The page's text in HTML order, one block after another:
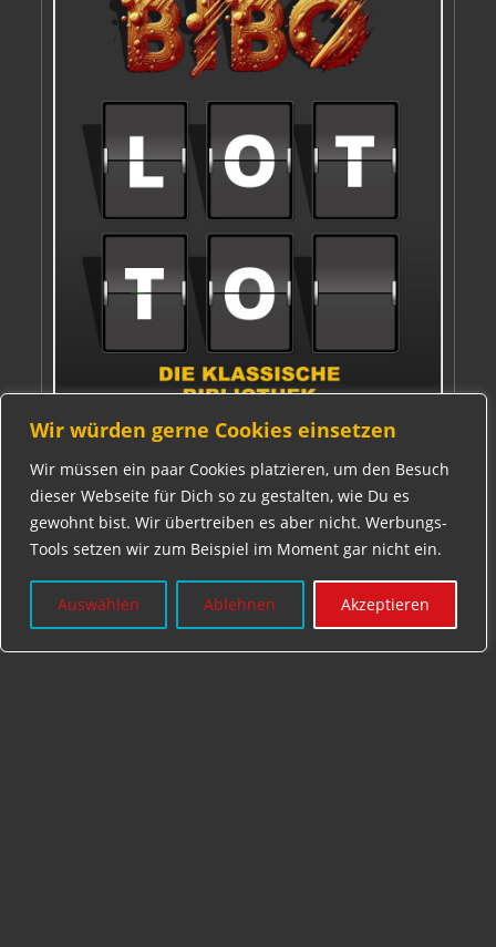
Wir würden gerne Cookies einsetzen
Wir müssen ein paar Cookies platzieren, um den Besuch
dieser Webseite für Dich so zu gestalten, wie Du es
gewohnt bist. Wir übertreiben es aber nicht. Werbungs-
Tools setzen wir zum Beispiel im Moment gar nicht ein.
Auswählen Ablehnen Akzeptieren